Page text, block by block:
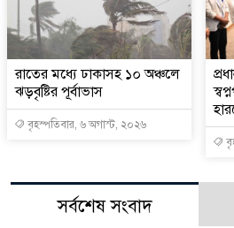
রাতের মধ্যে ঢাকাসহ ১০ অঞ্চলে
ঝড়বৃষ্টির পূর্বাভাস
বৃহস্পতিবার, ৬ অগাস্ট, ২০২৬
সর্বশেষ সংবাদ